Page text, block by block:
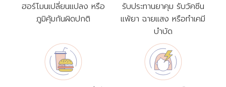
ฮอร์โมนเปลี่ยนแปลง หรือ
ภูมิคุ้มกันผิดปกติ
รับประทานยาคุม รับวัคซีน
แพ้ยา ฉายแสง หรือทำเคมี
บำบัด